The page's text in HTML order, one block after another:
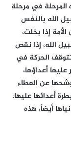
المرحلة في مرحلة
الله بالنفس
إذا بخلت،
الله، إذا نقص
الحركة في
أعداؤها،
عن العطاء
أعدائها عليها،
أيضاً، هذه